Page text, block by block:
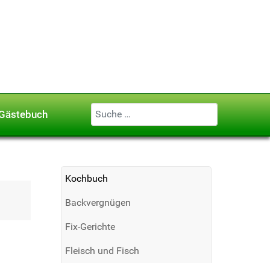
Geben Sie ...
Kochbuch
Backvergnügen
Fix-Gerichte
Fleisch und Fisch